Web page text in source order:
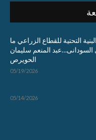
التحتية للقطاع الزراعي ما
المنعم سليمان
الحويرص
05/19/2026
05/14/2026